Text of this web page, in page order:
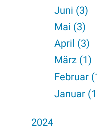
Juni (3)
Mai (3)
April (3)
März (1)
Februar
Januar
2024